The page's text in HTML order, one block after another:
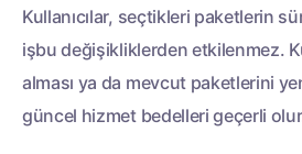
Kullanıcılar, seçtikleri paketlerin
işbu değişikliklerden etkilenmez.
alması ya da mevcut paketlerini
güncel hizmet bedelleri geçerli